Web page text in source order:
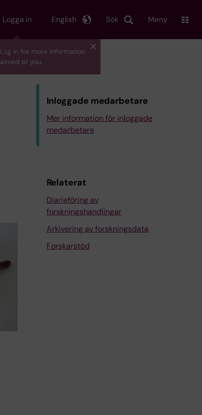
Logga in
Log in for more information
aimed at you.
Sök
English Meny
Inloggade medarbetare
Mer information för inloggade
medarbetare
Relaterat
Diarieföring av
forskningshandlingar
Arkivering av forskningsdata
Forskarstöd